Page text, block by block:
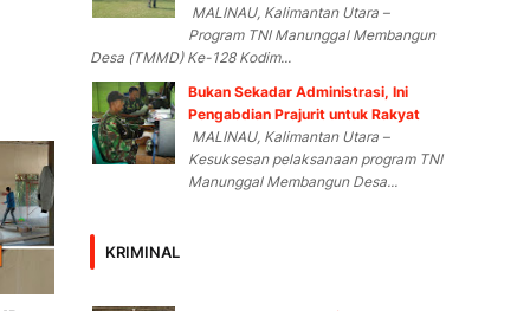
MALINAU, Kalimantan Utara –
Program TNI Manunggal Membangun
Desa (TMMD) Ke-128 Kodim...
Bukan Sekadar Administrasi, Ini
Pengabdian Prajurit untuk Rakyat
MALINAU, Kalimantan Utara –
Kesuksesan pelaksanaan program TNI
Manunggal Membangun Desa...
KRIMINAL